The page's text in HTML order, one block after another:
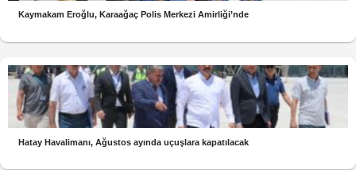
Kaymakam Eroğlu, Karaağaç Polis Merkezi Amirliği’nde
Hatay Havalimanı, Ağustos ayında uçuşlara kapatılacak